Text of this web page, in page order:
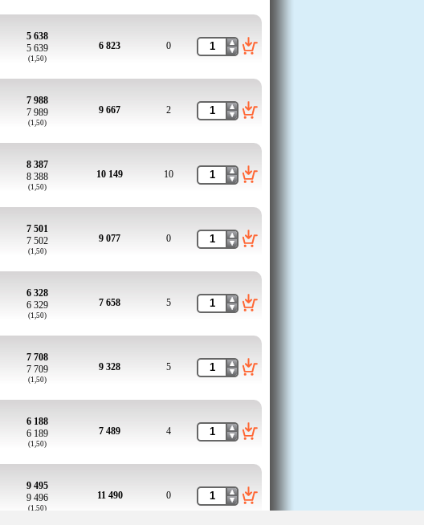
5 638
5 639
(1,50)
6 823 0
7 988
7 989
(1,50)
9 667 2
8 387
8 388
(1,50)
10 149 10
7 501
7 502
(1,50)
9 077 0
6 328
6 329
(1,50)
7 658 5
7 708
7 709
(1,50)
9 328 5
6 188
6 189
(1,50)
7 489 4
9 495
9 496
(1,50)
11 490 0